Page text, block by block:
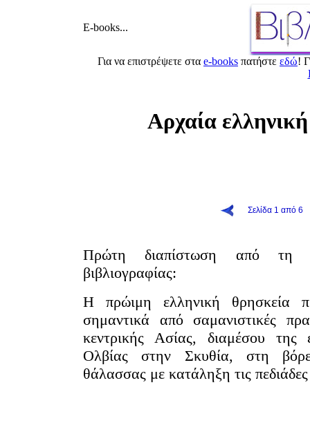
E-books...
Για να επιστρέψετε στ e-books πατήστε εδώ!
Αρχαία
Σελίδα 1 από 6
Πρώτη διαπίστωση από τη
ιβλιογραφίας:
Η πρώιμη ελληνική θρησκεία
σημαντικά από σαμανιστικές
κεντρικής Ασίας, διαμέσου της
Ολβίας στην Σκυθία, στη
θάλασσας με κατάληξη τις